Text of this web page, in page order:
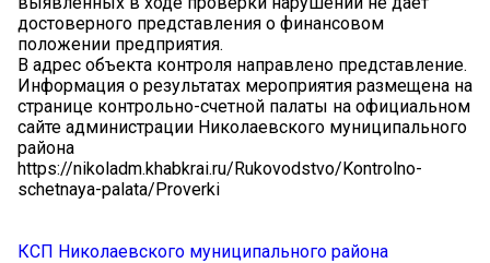
достоверного представления о финансовом
положении предприятия.
В адрес объекта контроля направлено представление.
Информация о результатах мероприятия размещена на
странице контрольно-счетной палаты на официальном
сайте администрации Николаевского муниципального
района
https://nikoladm.khabkrai.ru/Rukovodstvo/Kontrolno-
schetnaya-palata/Proverki
КСП Николаевского муниципального района